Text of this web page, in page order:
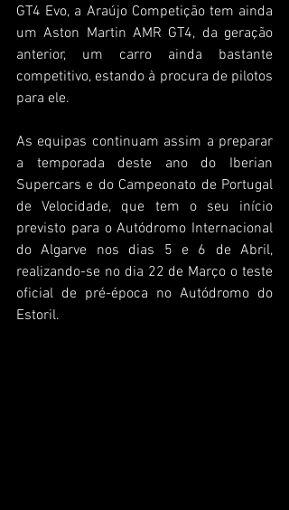
GT4 Evo, a Araújo Competição tem ainda
um Aston Martin AMR GT4, da geração
anterior, um carro ainda bastante
competitivo, estando à procura de pilotos
para ele.
As equipas continuam assim a preparar
a temporada deste ano do Iberian
Supercars e do Campeonato de Portugal
de Velocidade, que tem o seu início
previsto para o Autódromo Internacional
do Algarve nos dias 5 e 6 de Abril,
realizando-se no dia 22 de Março o teste
oficial de pré-época no Autódromo do
Estoril.